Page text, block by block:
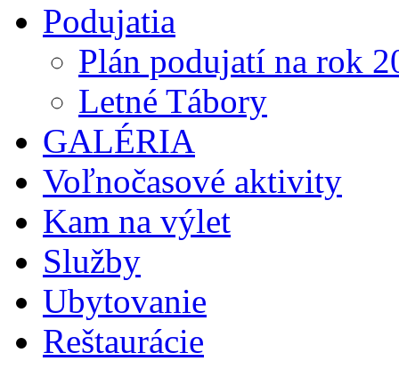
Podujatia
Plán podujatí na rok
Letné Tábory
GALÉRIA
Voľnočasové aktivity
Kam na výlet
Služby
Ubytovanie
Reštaurácie